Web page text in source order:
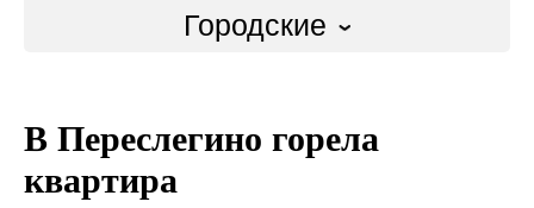
Городские
Слово Дело
В Переслегино горела
квартира